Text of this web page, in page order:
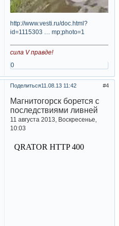
http://www.vesti.ru/doc.html?
id=1115303 … mp;photo=1
сила V правде!
0
Поделиться 4
11.08.13 11:42
Магнитогорск борется с
последствиями ливней
11 августа 2013, Воскресенье,
10:03